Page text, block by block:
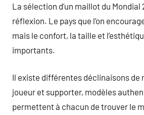
La sélection d’un maillot du Mondial
réflexion. Le pays que l’on
mais le confort, la taille et
importants.
Il existe différentes déclinaisons de
joueur et supporter, modèles
permettent à chacun de trouver le